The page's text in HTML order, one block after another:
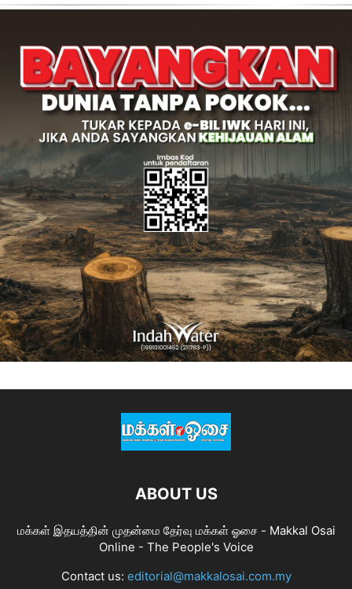
ABOUT US
மக்கள் இதயத்தின் முதன்மை தேர்வு மக்கள் ஓசை - Makkal Osai
Online - The People's Voice
Contact us: editorial@makkalosai.com.my